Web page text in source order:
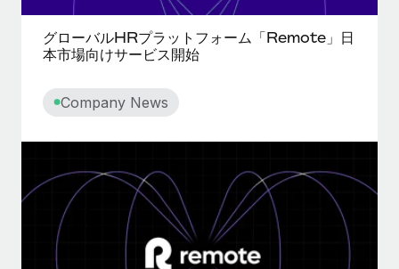
Remoteの使命は、世界のどこにいても、あらゆる規模の企業が
業務に最適な人材を採用し、管理し、給与を支給できるようにす
ることです。この数週間で、新しい統合、機能、改良点をリリー
詳細を見る
給与詐欺：種類、事例、ビジネスを守る方法
給与, 賃金は詐欺の特に魅力的な標的です。多額の資金がシステ
ム間で頻繁に移動しているためです。このため、自社のビジネス
を保護することは極めて重要です。...
グローバルHRプラットフォーム「Remote」日
本市場向けサービス開始
Company News